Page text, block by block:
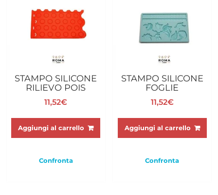
STAMPO SILICONE
RILIEVO POIS
11,52€
Aggiungi al carrello
Confronta
STAMPO SILICONE
FOGLIE
11,52€
Aggiungi al carrello
Confronta